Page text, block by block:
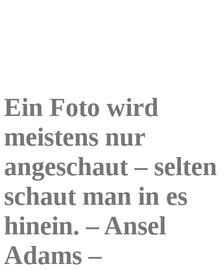
Ein Foto wird
meistens nur
angeschaut – selten
schaut man in es
hinein. – Ansel
Adams –